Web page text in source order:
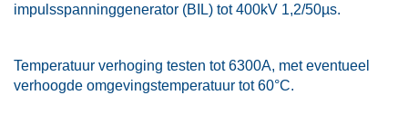
impulsspanninggenerator (BIL) tot 400kV 1,2/50µs.
Temperatuur verhoging testen tot 6300A, met eventueel
verhoogde omgevingstemperatuur tot 60°C.